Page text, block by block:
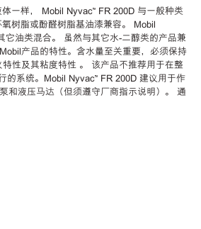
一样， Mobil Nyvac™ FR 200D 与一般种类
树脂或酚醛树脂基油漆兼容。 Mobil
它油类混合。 虽然与其它水-二醇类的产品兼
产品的特性。含水量至关重要，必须保持
性及其粘度特性 。 该产品不推荐用于在整
的系统。 Mobil Nyvac™ FR 200D 建议用于作
和液压马达（但须遵守厂商指示说明）。 通